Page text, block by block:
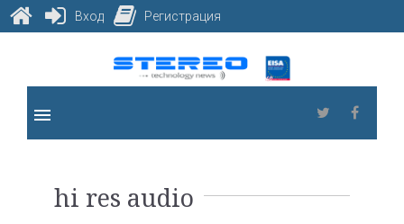
content
Twitter
menu
hi
hi res audio
Вход Регистрация